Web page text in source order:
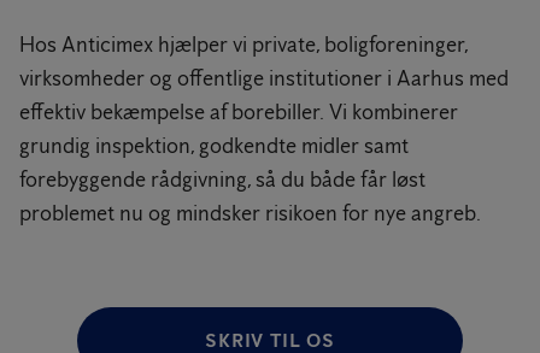
Hos Anticimex hjælper vi private, boligforeninger,
virksomheder og offentlige institutioner i Aarhus med
effektiv bekæmpelse af borebiller. Vi kombinerer
grundig inspektion, godkendte midler samt
forebyggende rådgivning, så du både får løst
problemet nu og mindsker risikoen for nye angreb.
SKRIV TIL OS